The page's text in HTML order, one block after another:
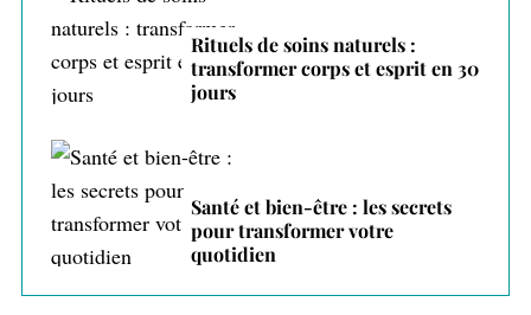
Rituels de soins naturels :
transformer corps et esprit en 30
jours
Santé et bien-être : les secrets
pour transformer votre
quotidien